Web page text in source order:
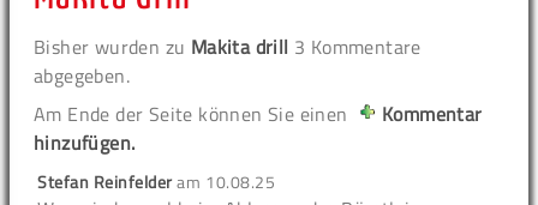
Bisher wurden zu Makita drill 3 Kommentare
abgegeben.
Am Ende der Seite können Sie einen
Kommentar
hinzufügen.
Stefan Reinfelderam 10.08.25